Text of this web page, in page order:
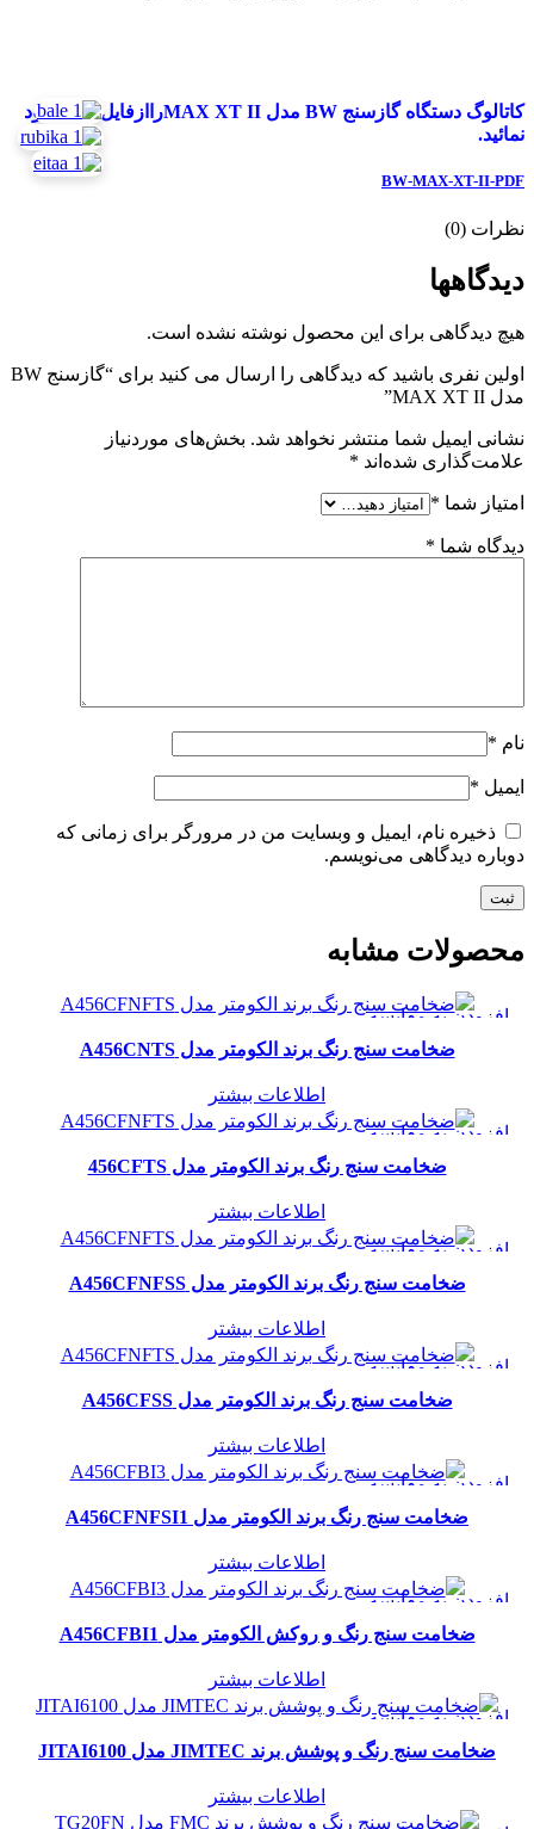
کاتالوگ دستگاه گازسنج BW مدل MAX XT IIراازفایل زیر دانلود
نمائید.
BW-MAX-XT-II-PDF
نظرات (0)
دیدگاهها
هیچ دیدگاهی برای این محصول نوشته نشده است.
اولین نفری باشید که دیدگاهی را ارسال می کنید برای “گازسنج BW
مدل MAX XT II”
نشانی ایمیل شما منتشر نخواهد شد. بخش‌های موردنیاز
علامت‌گذاری شده‌اند *
امتیاز شما *
دیدگاه شما *
نام *
ایمیل *
ذخیره نام، ایمیل و وبسایت من در مرورگر برای زمانی که
دوباره دیدگاهی می‌نویسم.
محصولات مشابه
افزودن به مقایسه
مشاهده سریع
ضخامت سنج رنگ برند الکومتر مدل A456CNTS
اطلاعات بیشتر
افزودن به مقایسه
مشاهده سریع
ضخامت سنج رنگ برند الکومتر مدل 456CFTS
اطلاعات بیشتر
افزودن به مقایسه
مشاهده سریع
ضخامت سنج رنگ برند الکومتر مدل A456CFNFSS
اطلاعات بیشتر
افزودن به مقایسه
مشاهده سریع
ضخامت سنج رنگ برند الکومتر مدل A456CFSS
اطلاعات بیشتر
افزودن به مقایسه
مشاهده سریع
ضخامت سنج رنگ برند الکومتر مدل A456CFNFSI1
اطلاعات بیشتر
افزودن به مقایسه
مشاهده سریع
ضخامت سنج رنگ و روکش الکومتر مدل A456CFBI1
اطلاعات بیشتر
افزودن به مقایسه
مشاهده سریع
ضخامت سنج رنگ و پوشش برند JIMTEC مدل JITAI6100
اطلاعات بیشتر